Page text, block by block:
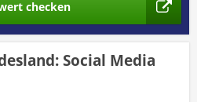
checken
Social Media